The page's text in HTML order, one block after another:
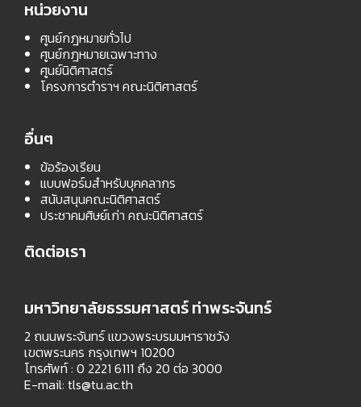
หน่วยงาน
ศูนย์กฎหมายทั่วไป
ศูนย์กฎหมายเฉพาะทาง
ศูนย์นิติศาสตร์
โครงการตำราฯ คณะนิติศาสตร์
อื่นๆ
ข้อร้องเรียน
แบบฟอร์มสำหรับบุคคลากร
สนับสนุนคณะนิติศาสตร์
ประชาคมศิษย์เก่า คณะนิติศาสตร์
ติดต่อเรา
มหาวิทยาลัยธรรมศาสตร์ ท่าพระจันทร์
2 ถนนพระจันทร์ แขวงพระบรมมหาราชวัง
เขตพระนคร กรุงเทพฯ 10200
โทรศัพท์ : 0 2221 6111 ถึง 20 ต่อ 3000
E-mail: tls@tu.ac.th